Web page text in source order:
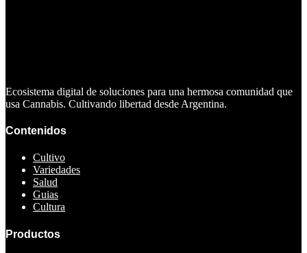
Ecosistema digital de soluciones para una hermosa comunidad que
usa Cannabis. Cultivando libertad desde Argentina.
Contenidos
Cultivo
Variedades
Salud
Guias
Cultura
Productos